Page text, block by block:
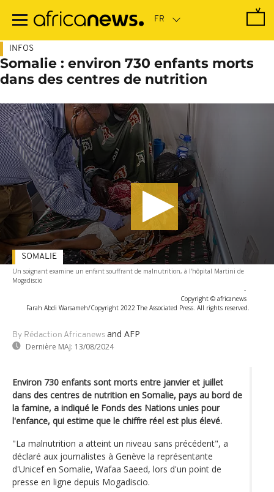
contenu
INFOS
Somalie : environ 730 enfants morts
dans des centres de nutrition
Un soignant examine un enfant souffrant de malnutrition, à l'hôpital Martini de
Mogadiscio
-
Copyright © africanews
Farah Abdi Warsameh/Copyright 2022 The Associated Press. All rights reserved.
By Rédaction Africanews and AFP
Dernière MAJ: 13/08/2024
SOMALIE
Environ 730 enfants sont morts entre janvier et juillet
dans des centres de nutrition en Somalie, pays au bord de
la famine, a indiqué le Fonds des Nations unies pour
l'enfance, qui estime que le chiffre réel est plus élevé.
"La malnutrition a atteint un niveau sans précédent", a
déclaré aux journalistes à Genève la représentante
d'Unicef en Somalie, Wafaa Saeed, lors d'un point de
presse en ligne depuis Mogadiscio.